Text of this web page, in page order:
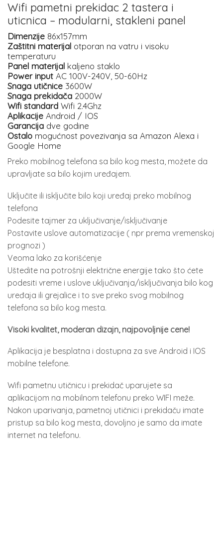
Wifi pametni prekidac 2 tastera i
uticnica – modularni, stakleni panel
Dimenzije 86x157mm
Zaštitni materijal otporan na vatru i visoku
temperaturu
Panel materijal kaljeno staklo
Power input AC 100V-240V, 50-60Hz
Snaga utičnice 3600W
Snaga prekidača 2000W
Wifi standard Wifi 2.4Ghz
Aplikacije Android / IOS
Garancija dve godine
Ostalo mogućnost povezivanja sa Amazon Alexa i
Google Home
Preko mobilnog telefona sa bilo kog mesta, možete da
upravljate sa bilo kojim uređajem.
Uključite ili isključite bilo koji uređaj preko mobilnog
telefona
Podesite tajmer za uključivanje/isključivanje
Postavite uslove automatizacije ( npr prema vremenskoj
prognozi )
Veoma lako za korišćenje
Uštedite na potrošnji električne energije tako što ćete
podesiti vreme i uslove uključivanja/isključivanja bilo kog
uređaja ili grejalice i to sve preko svog mobilnog
telefona sa bilo kog mesta.
Visoki kvalitet, moderan dizajn, najpovoljnije cene!
Aplikacija je besplatna i dostupna za sve Android i IOS
mobilne telefone.
Wifi pametnu utičnicu i prekidač uparujete sa
aplikacijom na mobilnom telefonu preko WIFI meže.
Nakon uparivanja, pametnoj utičnici i prekidaču imate
pristup sa bilo kog mesta, dovoljno je samo da imate
internet na telefonu.